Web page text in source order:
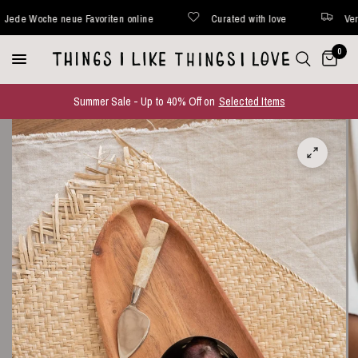
Woche neue Favoriten online Curated with love
0
Summer Sale - Up to 40% Off on Selected Items